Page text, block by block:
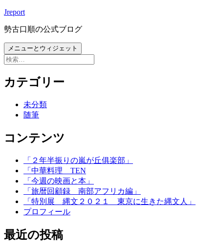
コ
テ
ン
ツ
へ
キ
Jreport
勢古口順の公式ブログ
メニューとウィジェット
検
カテゴリー
未分類
随筆
コンテンツ
「２年半振りの嵐が丘俱楽部」
「中華料理 TEN
「今週の映画と本」
「旅暦回顧録 南部アフリカ編」
「特別展 縄文２０２１ 東京に生きた縄文人」
プロフィール
最近の投稿